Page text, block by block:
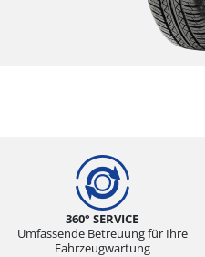
360° SERVICE
Umfassende Betreuung für Ihre
Fahrzeugwartung